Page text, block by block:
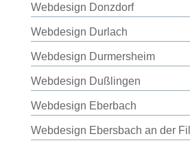
Webdesign Donzdorf
Webdesign Durlach
Webdesign Durmersheim
Webdesign Dußlingen
Webdesign Eberbach
Webdesign Ebersbach an der